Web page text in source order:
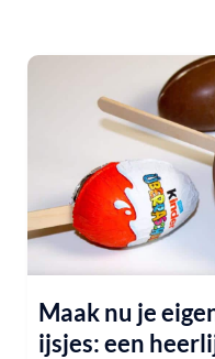
Maak nu je
ijsjes: een